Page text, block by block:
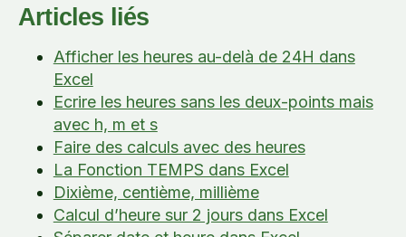
Articles liés
Afficher les heures au-delà de 24H dans
Excel
Ecrire les heures sans les deux-points mais
avec h, m et s
Faire des calculs avec des heures
La Fonction TEMPS dans Excel
Dixième, centième, millième
Calcul d’heure sur 2 jours dans Excel